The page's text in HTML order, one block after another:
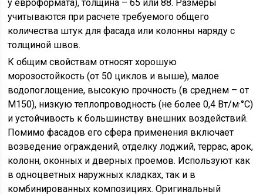
у евроформата), толщина – 65 или 88. Размеры
учитываются при расчете требуемого общего
количества штук для фасада или колонны наряду с
толщиной швов.
К общим свойствам относят хорошую
морозостойкость (от 50 циклов и выше), малое
водопоглощение, высокую прочность (в среднем – от
М150), низкую теплопроводность (не более 0,4 Вт/м·°C)
и устойчивость к большинству внешних воздействий.
Помимо фасадов его сфера применения включает
возведение ограждений, отделку лоджий, террас, арок,
колонн, оконных и дверных проемов. Используют как
в одноцветных наружных кладках, так и в
комбинированных композициях. Оригинальный